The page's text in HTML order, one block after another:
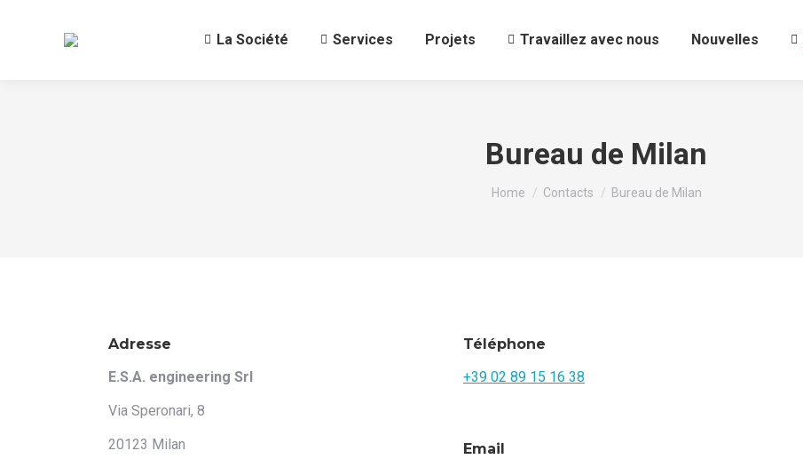
La Société Services Projets Travaillez avec nous Nouvelles
Bureau de Milan
You are here:
Home Contacts Bureau de Milan
Adresse
E.S.A. engineering Srl
Via Speronari, 8
20123 Milan
Téléphone
+39 02 89 15 16 38
Email